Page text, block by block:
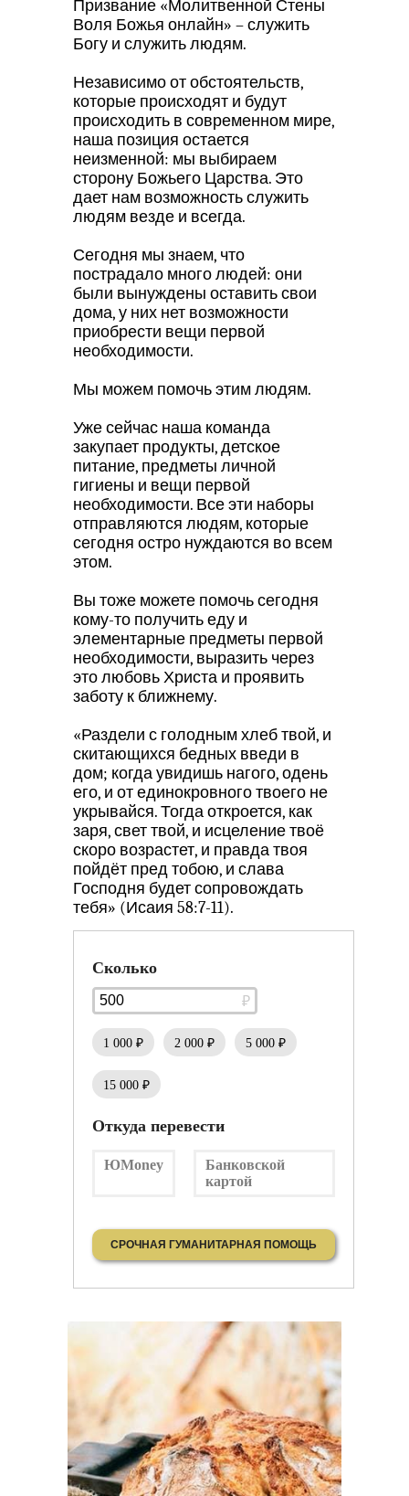
Призвание «Молитвенной Стены
Воля Божья онлайн» – служить
Богу и служить людям.
Независимо от обстоятельств,
которые происходят и будут
происходить в современном мире,
наша позиция остается
неизменной: мы выбираем
сторону Божьего Царства. Это
дает нам возможность служить
людям везде и всегда.
Сегодня мы знаем, что
пострадало много людей: они
были вынуждены оставить свои
дома, у них нет возможности
приобрести вещи первой
необходимости.
Мы можем помочь этим людям.
Уже сейчас наша команда
закупает продукты, детское
питание, предметы личной
гигиены и вещи первой
необходимости. Все эти наборы
отправляются людям, которые
сегодня остро нуждаются во всем
этом.
Вы тоже можете помочь сегодня
кому-то получить еду и
элементарные предметы первой
необходимости, выразить через
это любовь Христа и проявить
заботу к ближнему.
«Раздели с голодным хлеб твой, и
скитающихся бедных введи в
дом; когда увидишь нагого, одень
его, и от единокровного твоего не
укрывайся. Тогда откроется, как
заря, свет твой, и исцеление твоё
скоро возрастет, и правда твоя
пойдёт пред тобою, и слава
Господня будет сопровождать
тебя» (Исаия 58:7-11).
Сколько
1 000 ₽ 2 000 ₽ 5 000 ₽
15 000 ₽
Откуда перевести
ЮMoney
Банковской
картой